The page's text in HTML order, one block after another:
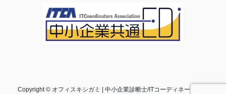
Copyright © オフィスキシガミ | 中小企業診断士/ITコーディネータ事務